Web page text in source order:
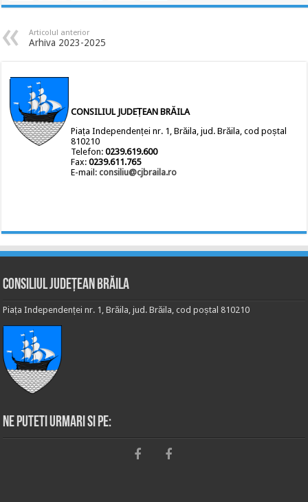
Articolul anterior
Arhiva 2023-2025
CONSILIUL JUDEȚEAN BRĂILA
Piața Independenței nr. 1, Brăila, jud. Brăila, cod poștal
810210
Telefon:0239.619.600
Fax:0239.611.765
E-mail:consiliu@cjbraila.ro
Consiliul Județean Brăila
Piața Independenței nr. 1, Brăila, jud. Brăila, cod poștal 810210
Ne puteti urmari si pe: